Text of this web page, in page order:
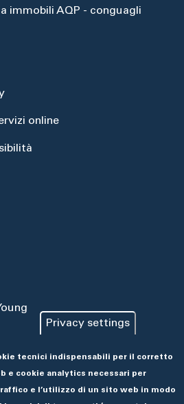
immobili AQP - conguagli
online
Privacy settings
tecnici indispensabili per il corretto
e cookie analytics necessari per
e l’utilizzo di un sito web in modo